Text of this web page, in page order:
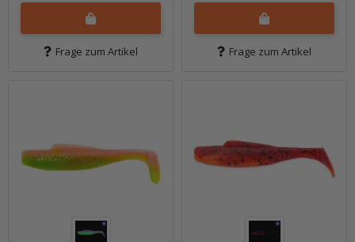
Frage zum Artikel Frage zum Artikel